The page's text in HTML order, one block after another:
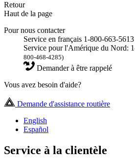
Retour
Haut de la page
Pour nous contacter
Service en français 1-800-663-5613
Service pour l'Amérique du Nord:
800-468-4285)
Demander à être rappelé
Vous avez besoin d'aide?
Demande d'assistance routière
English
Español
Service à la clientèle